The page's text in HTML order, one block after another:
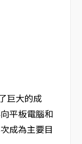
巨大的成
平板電腦和
成為主要目